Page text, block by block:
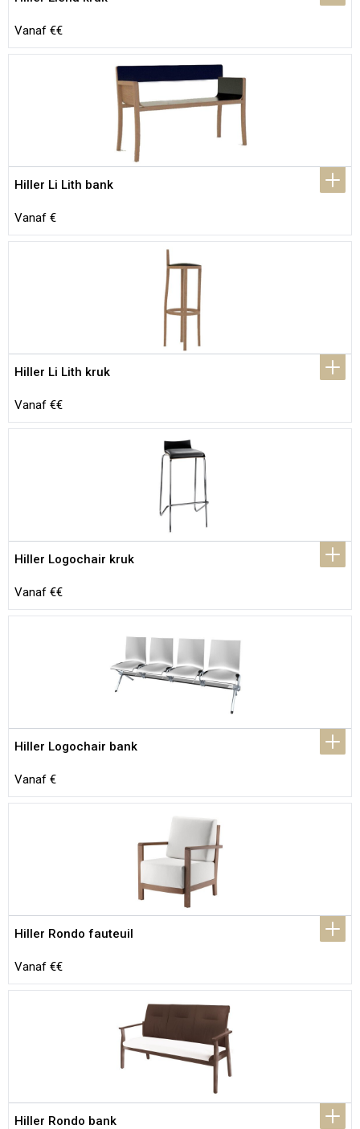
Vanaf €€
Hiller Li Lith bank
Vanaf €
Hiller Li Lith kruk
Vanaf €€
Hiller Logochair kruk
Vanaf €€
Hiller Logochair bank
Vanaf €
Hiller Rondo fauteuil
Vanaf €€
Hiller Rondo bank